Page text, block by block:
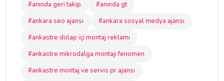
#anında geri takip
#anında gt
#ankara seo ajansı
#ankara sosyal medya ajansı
#ankastre dolap içi montaj reklamı
#ankastre mikrodalga montajı fenomen
#ankastre montaj ve servis pr ajansı